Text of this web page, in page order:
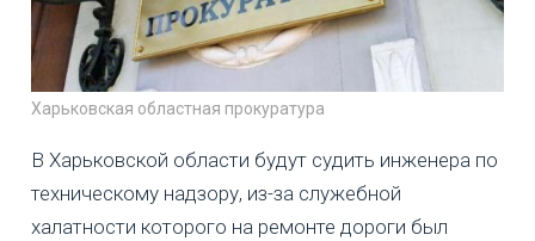
Харьковская областная прокуратура
В Харьковской области будут судить инженера по
техническому надзору, из-за служебной
халатности которого на ремонте дороги был